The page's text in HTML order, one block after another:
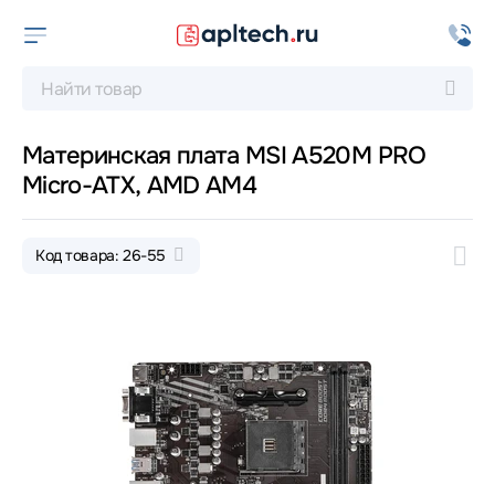
Материнская плата MSI A520M PRO
Micro-ATX, AMD AM4
Код товара: 26-55